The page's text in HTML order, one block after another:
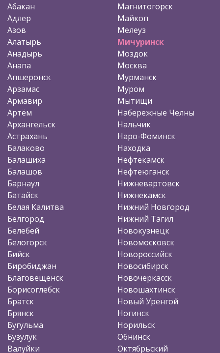
Абакан
Адлер
Азов
Алатырь
Анадырь
Анапа
Апшеронск
Арзамас
Армавир
Артём
Архангельск
Астрахань
Балаково
Балашиха
Балашов
Барнаул
Батайск
Белая Калитва
Белгород
Белебей
Белогорск
Бийск
Биробиджан
Благовещенск
Борисоглебск
Братск
Брянск
Бугульма
Бузулук
Валуйки
Магнитогорск
Майкоп
Мелеуз
Мичуринск
Моздок
Москва
Мурманск
Муром
Мытищи
Набережные Челны
Нальчик
Наро-Фоминск
Находка
Нефтекамск
Нефтеюганск
Нижневартовск
Нижнекамск
Нижний Новгород
Нижний Тагил
Новокузнецк
Новомосковск
Новороссийск
Новосибирск
Новочеркасск
Новошахтинск
Новый Уренгой
Ногинск
Норильск
Обнинск
Октябрьский